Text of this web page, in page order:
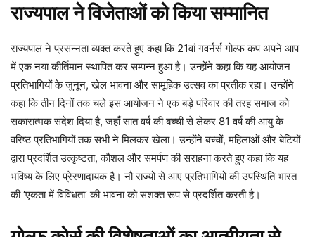
राज्यपाल ने विजेताओं को किया सम्मानित
राज्यपाल ने प्रसन्नता व्यक्त करते हुए कहा कि 21वां गवर्नर्स गोल्फ कप अपने आप
में एक नया कीर्तिमान स्थापित कर सम्पन्न हुआ है। उन्होंने कहा कि यह आयोजन
प्रतिभागियों के जुनून, खेल भावना और सामूहिक उत्सव का प्रतीक रहा। उन्होंने
कहा कि तीन दिनों तक चले इस आयोजन ने एक बड़े परिवार की तरह समाज को
सकारात्मक संदेश दिया है, जहाँ सात वर्ष की बच्ची से लेकर 81 वर्ष की आयु के
वरिष्ठ प्रतिभागियों तक सभी ने मिलकर खेला। उन्होंने बच्चों, महिलाओं और बेटियों
द्वारा प्रदर्शित उत्कृष्टता, कौशल और समर्पण की सराहना करते हुए कहा कि यह
भविष्य के लिए प्रेरणादायक है। नौ राज्यों से आए प्रतिभागियों की उपस्थिति भारत
की ‘एकता में विविधता’ की भावना को सशक्त रूप से प्रदर्शित करती है।